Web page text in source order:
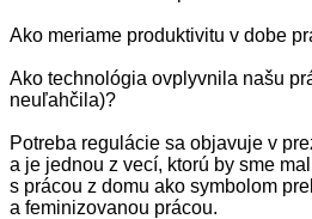
Ako meriame produktivitu v dobe
Ako technológia ovplyvnila našu
neuľahčila)?
Potreba regulácie sa objavuje v
a je jednou z vecí, ktorú by sme
s prácou z domu ako symbolom
a feminizovanou prácou.